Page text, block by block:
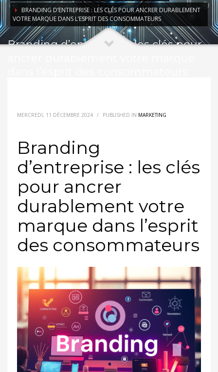
BRANDING D’ENTREPRISE : LES CLÉS POUR ANCRER DURABLEMENT
VOTRE MARQUE DANS L’ESPRIT DES CONSOMMATEURS
Branding d’entreprise : les clés pour
MERCREDI, 11 DÉCEMBRE 2024 / PUBLISHED IN MARKETING
Branding
d’entreprise : les clés
pour ancrer
durablement votre
marque dans l’esprit
des consommateurs